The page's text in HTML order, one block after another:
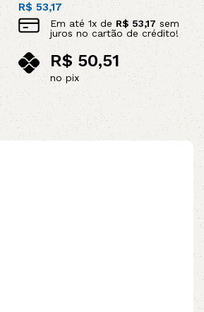
R$53,17
Em até1x de R$ 53,17 sem
juros no cartão de crédito!
R$50,51
no pix
Adicionar ao carrinho